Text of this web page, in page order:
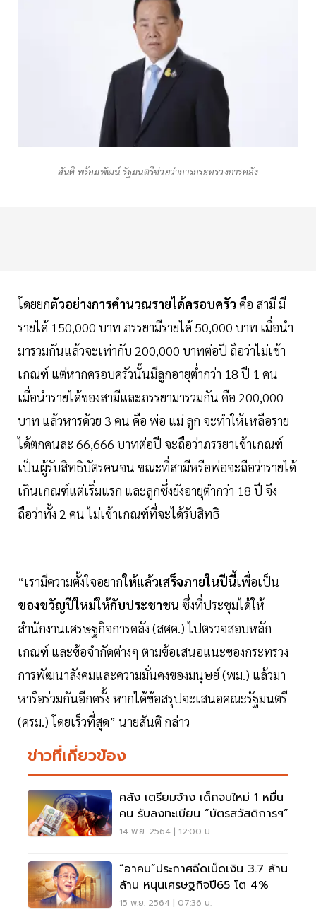
สันติ พร้อมพัฒน์ รัฐมนตรีช่วยว่าการกระทรวงการคลัง
โดยยกตัวอย่างการคำนวณรายได้ครอบครัว คือ สามี มี
รายได้ 150,000 บาท ภรรยามีรายได้ 50,000 บาท เมื่อนำ
มารวมกันแล้วจะเท่ากับ 200,000 บาทต่อปี ถือว่าไม่เข้า
เกณฑ์ แต่หากครอบครัวนั้นมีลูกอายุต่ำกว่า 18 ปี 1 คน
เมื่อนำรายได้ของสามีและภรรยามารวมกัน คือ 200,000
บาท แล้วหารด้วย 3 คน คือ พ่อ แม่ ลูก จะทำให้เหลือราย
ได้ตกคนละ 66,666 บาทต่อปี จะถือว่าภรรยาเข้าเกณฑ์
เป็นผู้รับสิทธิบัตรคนจน ขณะที่สามีหรือพ่อจะถือว่ารายได้
เกินเกณฑ์แต่เริ่มแรก และลูกซึ่งยังอายุต่ำกว่า 18 ปี จึง
ถือว่าทั้ง 2 คน ไม่เข้าเกณฑ์ที่จะได้รับสิทธิ
“เรามีความตั้งใจอยากให้แล้วเสร็จภายในปีนี้เพื่อเป็น
ของขวัญปีใหม่ให้กับประชาชน ซึ่งที่ประชุมได้ให้
สำนักงานเศรษฐกิจการคลัง (สศค.) ไปตรวจสอบหลัก
เกณฑ์ และข้อจำกัดต่างๆ ตามข้อเสนอแนะของกระทรวง
การพัฒนาสังคมและความมั่นคงของมนุษย์ (พม.) แล้วมา
หารือร่วมกันอีกครั้ง หากได้ข้อสรุปจะเสนอคณะรัฐมนตรี
(ครม.) โดยเร็วที่สุด” นายสันติ กล่าว
ข่าวที่เกี่ยวข้อง
คลัง เตรียมจ้าง เด็กจบใหม่ 1 หมื่น
คน รับลงทะเบียน “บัตรสวัสดิการฯ”
14 พ.ย. 2564 | 12:00 น.
“อาคม”ประกาศฉีดเม็ดเงิน 3.7 ล้าน
ล้าน หนุนเศรษฐกิจปี65 โต 4%
15 พ.ย. 2564 | 07:36 น.